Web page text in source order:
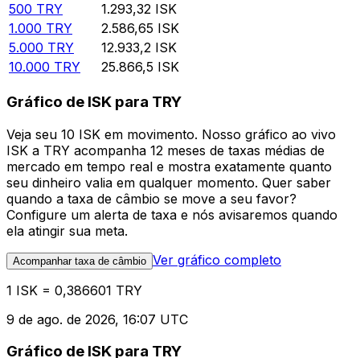
500 TRY 1.293,32 ISK
1.000 TRY 2.586,65 ISK
5.000 TRY 12.933,2 ISK
10.000 TRY 25.866,5 ISK
Gráfico de ISK para TRY
Veja seu 10 ISK em movimento. Nosso gráfico ao vivo
ISK a TRY acompanha 12 meses de taxas médias de
mercado em tempo real e mostra exatamente quanto
seu dinheiro valia em qualquer momento. Quer saber
quando a taxa de câmbio se move a seu favor?
Configure um alerta de taxa e nós avisaremos quando
ela atingir sua meta.
Acompanhar taxa de câmbio Ver gráfico completo
1 ISK = 0,386601 TRY
9 de ago. de 2026, 16:07 UTC
Gráfico de ISK para TRY